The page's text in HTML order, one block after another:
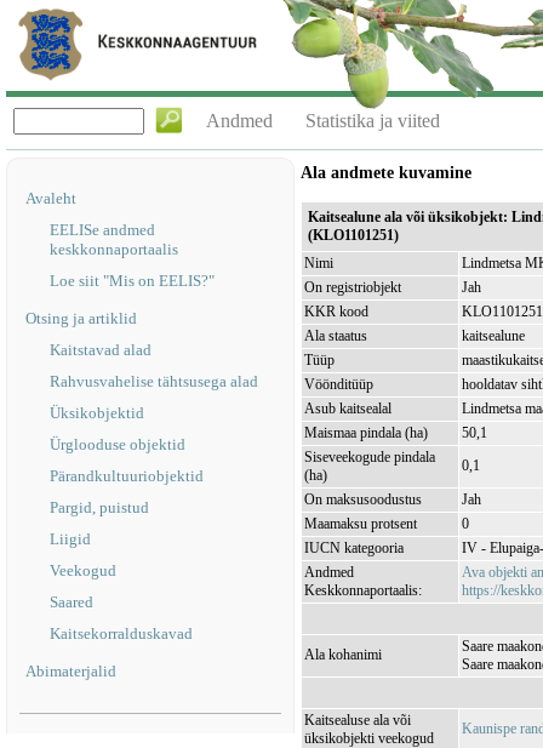
Andmed Statistika ja viited
Avaleht
EELISe andmed
keskkonnaportaalis
Loe siit "Mis on EELIS?"
Otsing ja artiklid
Kaitstavad alad
Rahvusvahelise tähtsusega alad
Üksikobjektid
Ürglooduse objektid
Pärandkultuuriobjektid
Pargid, puistud
Liigid
Veekogud
Saared
Kaitsekorralduskavad
Abimaterjalid
Ala andmete kuvamine
Kaitsealune ala või üksikobjekt:
(KLO1101251)
Nimi
Lindmetsa
On registriobjekt
Jah
KKR kood
KLO1101251
Ala staatus
kaitsealune
Tüüp
Vöönditüüp
hooldatav
Asub kaitsealal
Lindmetsa
Maismaa pindala (ha)
50,1
Siseveekogude pindala
(ha)
0,1
On maksusoodustus
Jah
Maamaksu protsent
0
IUCN kategooria
IV -
Andmed
Keskkonnaportaalis:
Ava objekti
https://
Ala kohanimi
Saare
Saare
Kaitsealuse ala või
üksikobjekti veekogud
Kaunispe